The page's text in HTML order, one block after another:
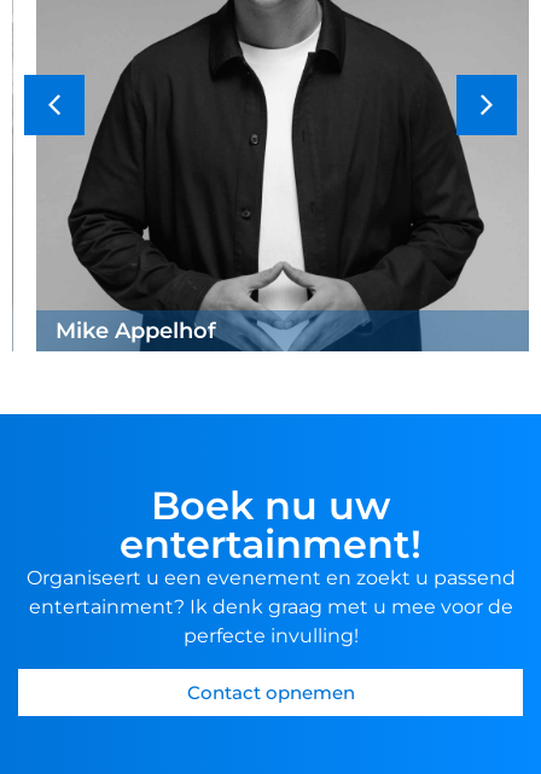
Mike Appelhof
Boek nu uw
entertainment!
Organiseert u een evenement en zoekt u passend
entertainment? Ik denk graag met u mee voor de
perfecte invulling!
Contact opnemen